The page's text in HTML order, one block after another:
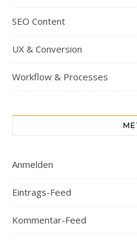
SEO Content
UX & Conversion
Workflow & Processes
Anmelden
Eintrags-Feed
Kommentar-Feed